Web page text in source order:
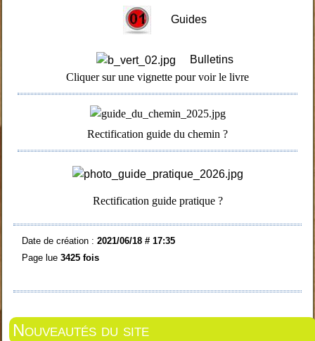
Guides
Bulletins
Cliquer sur une vignette pour voir le livre
Rectification guide du chemin ?
Rectification guide pratique ?
Date de création : 2021/06/18 # 17:35
Page lue 3425 fois
Nouveautés du site